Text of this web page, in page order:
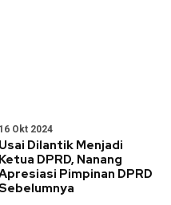
16 Okt 2024
Usai Dilantik Menjadi
Ketua DPRD, Nanang
Pimpinan DPRD